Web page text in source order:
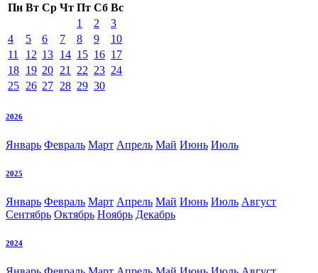
Пн Вт Ср Чт Пт Сб Вс
1
2
3
4
5 6 7 8 9
10
11
12 13 14 15 16 17
18 19 20 21 22 23 24
25 26 27 28 29 30
2026
Январь Февраль Март Апрель Май Июнь Июль
2025
Январь Февраль Март Апрель Май Июнь Июль Август
Сентябрь Октябрь Ноябрь Декабрь
2024